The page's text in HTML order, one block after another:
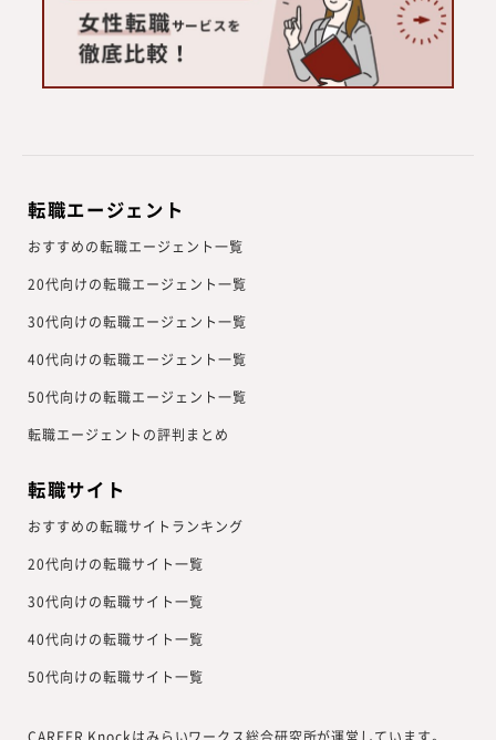
転職エージェント
おすすめの転職エージェント一覧
20代向けの転職エージェント一覧
30代向けの転職エージェント一覧
40代向けの転職エージェント一覧
50代向けの転職エージェント一覧
転職エージェントの評判まとめ
転職サイト
おすすめの転職サイトランキング
20代向けの転職サイト一覧
30代向けの転職サイト一覧
40代向けの転職サイト一覧
50代向けの転職サイト一覧
CAREER Knockはみらいワークス総合研究所が運営しています。